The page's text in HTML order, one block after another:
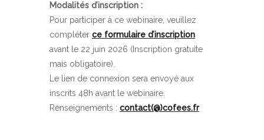
Modalités d’inscription :
Pour participer à ce webinaire, veuillez
compléter ce formulaire d’inscription
avant le 22 juin 2026 (Inscription gratuite
mais obligatoire).
Le lien de connexion sera envoyé aux
inscrits 48h avant le webinaire.
Renseignements : contact(@)cofees.fr